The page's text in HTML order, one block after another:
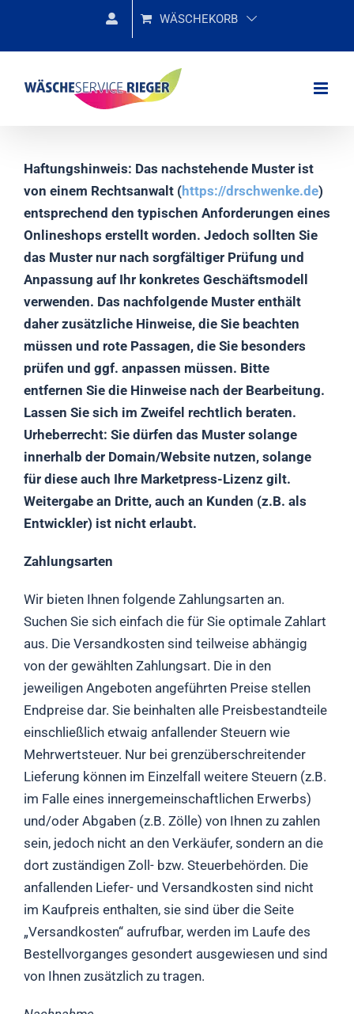
springen
WÄSCHEKORB
Haftungshinweis: Das nachstehende Muster ist
von einem Rechtsanwalt (https://drschwenke.de)
entsprechend den typischen Anforderungen eines
Onlineshops erstellt worden. Jedoch sollten Sie
das Muster nur nach sorgfältiger Prüfung und
Anpassung auf Ihr konkretes Geschäftsmodell
verwenden. Das nachfolgende Muster enthält
daher zusätzliche Hinweise, die Sie beachten
müssen und rote Passagen, die Sie besonders
prüfen und ggf. anpassen müssen. Bitte
entfernen Sie die Hinweise nach der Bearbeitung.
Lassen Sie sich im Zweifel rechtlich beraten.
Urheberrecht: Sie dürfen das Muster solange
innerhalb der Domain/Website nutzen, solange
für diese auch Ihre Marketpress-Lizenz gilt.
Weitergabe an Dritte, auch an Kunden (z.B. als
Entwickler) ist nicht erlaubt.
Zahlungsarten
Wir bieten Ihnen folgende Zahlungsarten an.
Suchen Sie sich einfach die für Sie optimale Zahlart
aus. Die Versandkosten sind teilweise abhängig
von der gewählten Zahlungsart. Die in den
jeweiligen Angeboten angeführten Preise stellen
Endpreise dar. Sie beinhalten alle Preisbestandteile
einschließlich etwaig anfallender Steuern wie
Mehrwertsteuer. Nur bei grenzüberschreitender
Lieferung können im Einzelfall weitere Steuern (z.B.
im Falle eines innergemeinschaftlichen Erwerbs)
und/oder Abgaben (z.B. Zölle) von Ihnen zu zahlen
sein, jedoch nicht an den Verkäufer, sondern an die
dort zuständigen Zoll- bzw. Steuerbehörden. Die
anfallenden Liefer- und Versandkosten sind nicht
im Kaufpreis enthalten, sie sind über die Seite
„Versandkosten“ aufrufbar, werden im Laufe des
Bestellvorganges gesondert ausgewiesen und sind
von Ihnen zusätzlich zu tragen.